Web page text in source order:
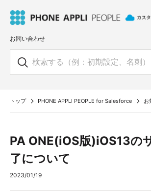
お問い合わせ
トップ PHONE APPLI PEOPLE for Salesforce お
PA ONE(iOS版)iOS13の
了について
2023/01/19